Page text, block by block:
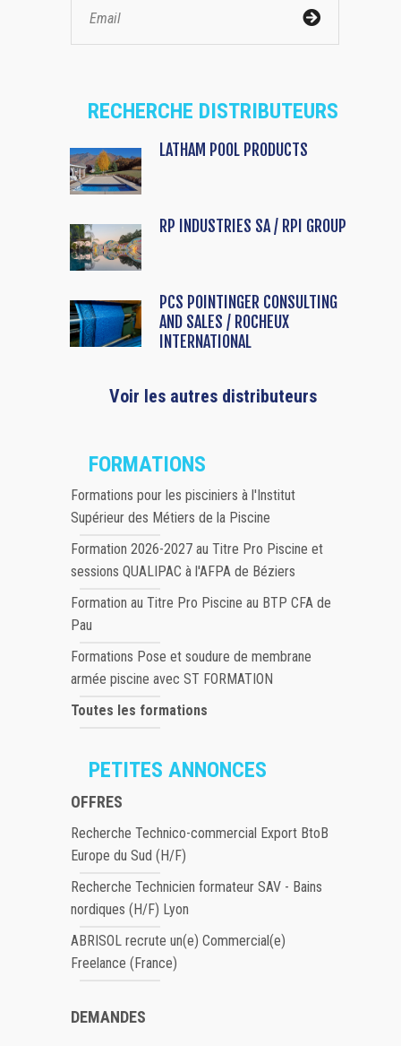
RECHERCHE DISTRIBUTEURS
LATHAM POOL PRODUCTS
RP INDUSTRIES SA / RPI GROUP
PCS POINTINGER CONSULTING
AND SALES / ROCHEUX
INTERNATIONAL
Voir les autres distributeurs
FORMATIONS
Formations pour les pisciniers à l'Institut
Supérieur des Métiers de la Piscine
Formation 2026-2027 au Titre Pro Piscine et
sessions QUALIPAC à l'AFPA de Béziers
Formation au Titre Pro Piscine au BTP CFA de
Pau
Formations Pose et soudure de membrane
armée piscine avec ST FORMATION
Toutes les formations
PETITES ANNONCES
OFFRES
Recherche Technico-commercial Export BtoB
Europe du Sud (H/F)
Recherche Technicien formateur SAV - Bains
nordiques (H/F) Lyon
ABRISOL recrute un(e) Commercial(e)
Freelance (France)
DEMANDES